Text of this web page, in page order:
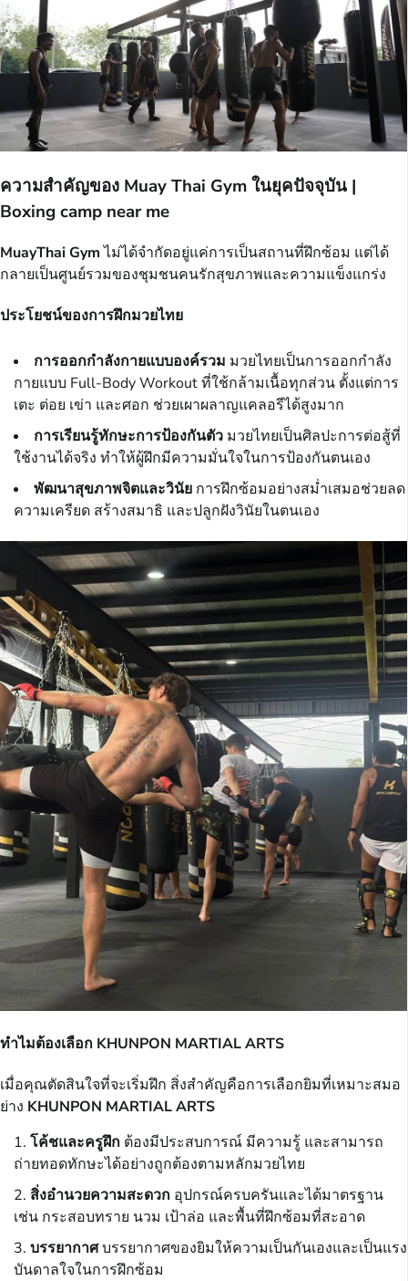
ความสำคัญของ Muay Thai Gym ในยุคปัจจุบัน |
Boxing camp near me
MuayThai Gymไม่ได้จำกัดอยู่แค่การเป็นสถานที่ฝึกซ้อม แต่ได้
กลายเป็นศูนย์รวมของชุมชนคนรักสุขภาพและความแข็งแกร่ง
ประโยชน์ของการฝึกมวยไทย
การออกกำลังกายแบบองค์รวม มวยไทยเป็นการออกกำลัง
กายแบบ Full-Body Workout ที่ใช้กล้ามเนื้อทุกส่วน ตั้งแต่การ
เตะ ต่อย เข่า และศอก ช่วยเผาผลาญแคลอรีได้สูงมาก
การเรียนรู้ทักษะการป้องกันตัว มวยไทยเป็นศิลปะการต่อสู้ที่
ใช้งานได้จริง ทำให้ผู้ฝึกมีความมั่นใจในการป้องกันตนเอง
พัฒนาสุขภาพจิตและวินัย การฝึกซ้อมอย่างสม่ำเสมอช่วยลด
ความเครียด สร้างสมาธิ และปลูกฝังวินัยในตนเอง
ทำไมต้องเลือก KHUNPON MARTIAL ARTS
เมื่อคุณตัดสินใจที่จะเริ่มฝึก สิ่งสำคัญคือการเลือกยิมที่เหมาะสมอ
ย่าง KHUNPON MARTIAL ARTS
โค้ชและครูฝึก ต้องมีประสบการณ์ มีความรู้ และสามารถ
ถ่ายทอดทักษะได้อย่างถูกต้องตามหลักมวยไทย
สิ่งอำนวยความสะดวก อุปกรณ์ครบครันและได้มาตรฐาน
เช่น กระสอบทราย นวม เป้าล่อ และพื้นที่ฝึกซ้อมที่สะอาด
บรรยากาศบรรยากาศของยิมให้ความเป็นกันเองและเป็นแรง
บันดาลใจในการฝึกซ้อม